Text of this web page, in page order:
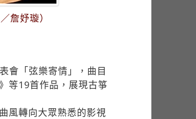
詹妤璇）
會「弦樂寄情」，曲目
等19首作品，展現古箏
風轉向大眾熟悉的影視